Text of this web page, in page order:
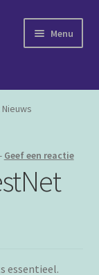
Menu
Geef een reactie
essentieel.